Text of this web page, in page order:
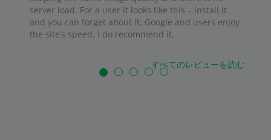
server load. For a user it looks like this – install it
and you can forget about it. Google and users enjoy
the site’s speed. I do recommend it.
すべてのレビューを読む